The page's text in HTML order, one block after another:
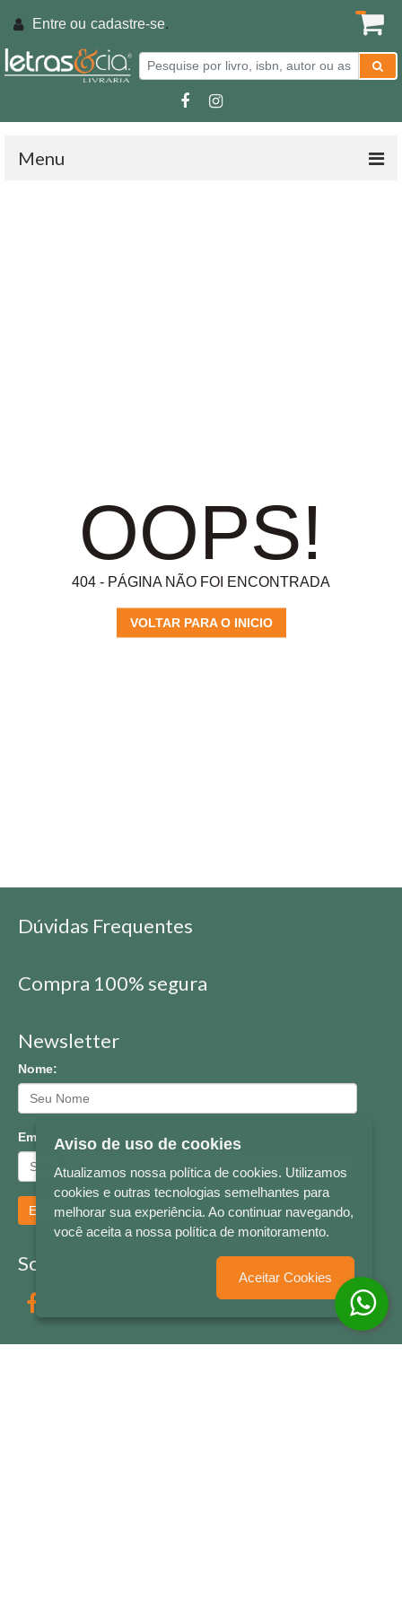
Entre ou cadastre-se.
Menu
OOPS!
404 - PÁGINA NÃO FOI ENCONTRADA
VOLTAR PARA O INICIO
Dúvidas Frequentes
Compra 100% segura
Newsletter
Nome:
Email:
Enviar
Socialize conosco
Aviso de uso de cookies
Atualizamos nossa política de cookies. Utilizamos
cookies e outras tecnologias semelhantes para
melhorar sua experiência. Ao continuar navegando,
você aceita a nossa política de monitoramento.
Aceitar Cookies